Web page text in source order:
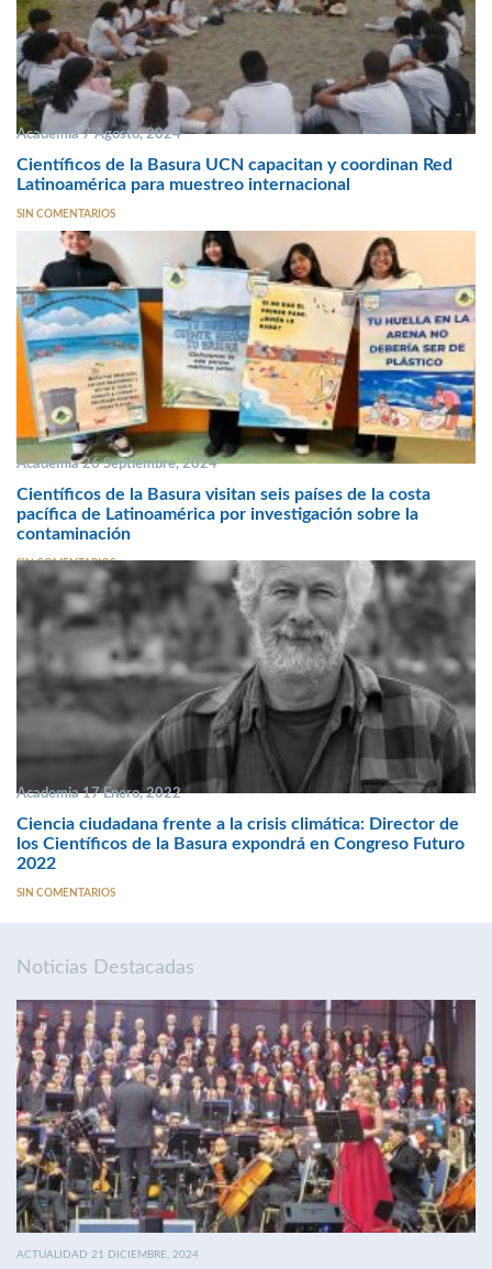
Academia 7 Agosto, 2024
Científicos de la Basura UCN capacitan y coordinan Red
Latinoamérica para muestreo internacional
SIN COMENTARIOS
Academia 26 Septiembre, 2024
Científicos de la Basura visitan seis países de la costa
pacífica de Latinoamérica por investigación sobre la
contaminación
SIN COMENTARIOS
Academia 17 Enero, 2022
Ciencia ciudadana frente a la crisis climática: Director de
los Científicos de la Basura expondrá en Congreso Futuro
2022
SIN COMENTARIOS
Noticias Destacadas
ACTUALIDAD 21 DICIEMBRE, 2024